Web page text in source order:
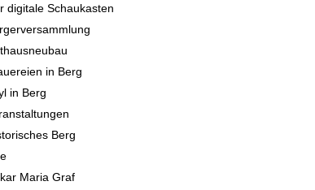
digitale Schaukasten
in Berg
in Berg
Berg
Maria Graf